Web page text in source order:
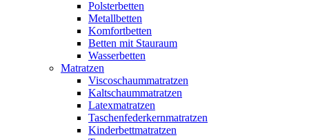
Polsterbetten
Metallbetten
Komfortbetten
Betten mit Stauraum
Wasserbetten
Matratzen
Viscoschaummatratzen
Kaltschaummatratzen
Latexmatratzen
Taschenfederkernmatratzen
Kinderbettmatratzen